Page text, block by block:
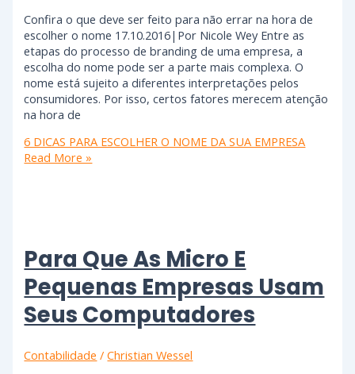
Confira o que deve ser feito para não errar na hora de
escolher o nome 17.10.2016|Por Nicole Wey Entre as
etapas do processo de branding de uma empresa, a
escolha do nome pode ser a parte mais complexa. O
nome está sujeito a diferentes interpretações pelos
consumidores. Por isso, certos fatores merecem atenção
na hora de
6 DICAS PARA ESCOLHER O NOME DA SUA EMPRESA
Read More »
Para Que As Micro E
Pequenas Empresas Usam
Seus Computadores
Contabilidade /Christian Wessel